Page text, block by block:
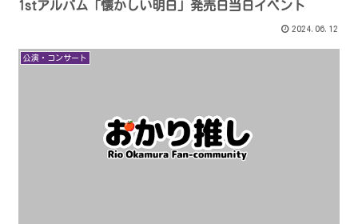
1stアルバム「懐かしい明日」発売日当日イベント
2024.06.12
公演・コンサート